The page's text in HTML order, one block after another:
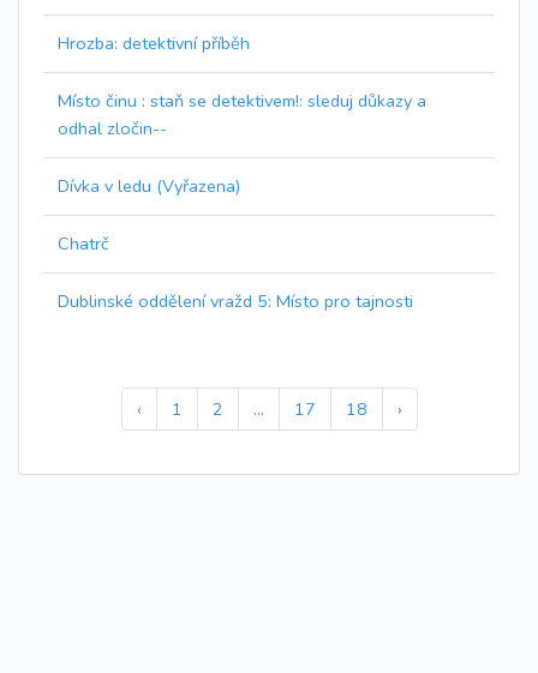
Hrozba: detektivní příběh
Místo činu : staň se detektivem!: sleduj důkazy a
odhal zločin--
Dívka v ledu (Vyřazena)
Chatrč
Dublinské oddělení vražd 5: Místo pro tajnosti
‹ 1 2 ... 17 18 ›